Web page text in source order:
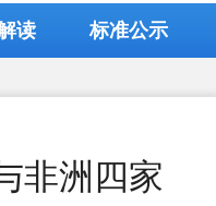
读 标准公示
非洲四家